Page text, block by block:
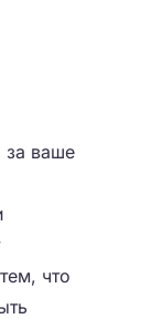
за ваше
что